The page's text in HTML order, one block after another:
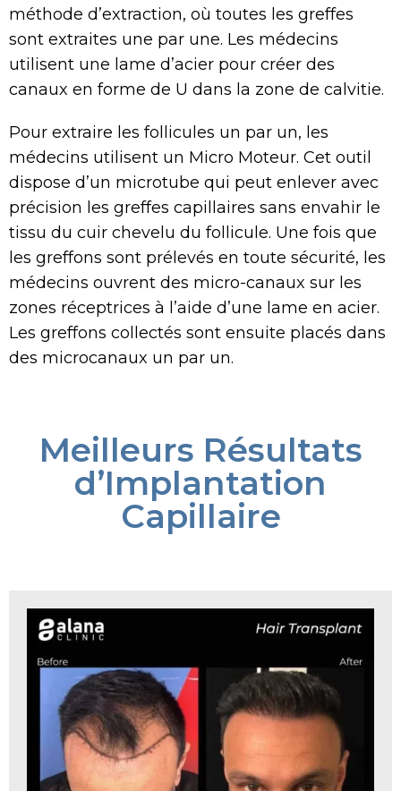
méthode d’extraction, où toutes les greffes
sont extraites une par une. Les médecins
utilisent une lame d’acier pour créer des
canaux en forme de U dans la zone de calvitie.
Pour extraire les follicules un par un, les
médecins utilisent un Micro Moteur. Cet outil
dispose d’un microtube qui peut enlever avec
précision les greffes capillaires sans envahir le
tissu du cuir chevelu du follicule. Une fois que
les greffons sont prélevés en toute sécurité, les
médecins ouvrent des micro-canaux sur les
zones réceptrices à l’aide d’une lame en acier.
Les greffons collectés sont ensuite placés dans
des microcanaux un par un.
Meilleurs Résultats
d’Implantation
Capillaire